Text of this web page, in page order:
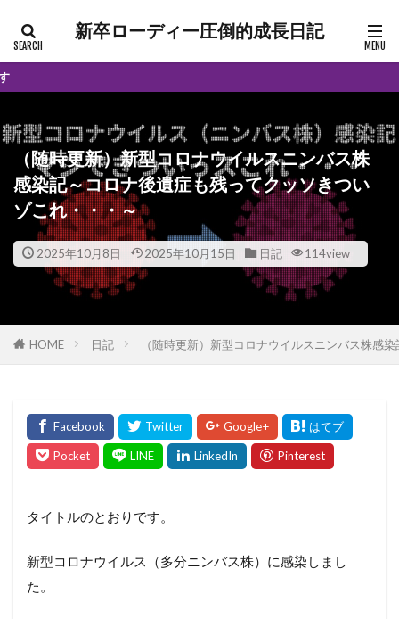
新卒ローディー圧倒的成長日記
（随時更新）新型コロナウイルスニンバス株
感染記～コロナ後遺症も残ってクッソきつい
ゾこれ・・・～
2025年10月8日 2025年10月15日 日記 114view
HOME 日記 （随時更新）新型コロナウイルスニンバス株感
タイトルのとおりです。
新型コロナウイルス（多分ニンバス株）に感染しまし
た。